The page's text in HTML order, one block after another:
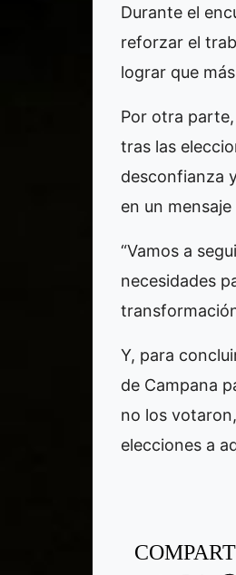
Durante el
reforzar el
lograr que
Por otra
tras las
desconfianza
en un
“Vamos a
necesidades
Y, para
de Campana
no los
elecciones a